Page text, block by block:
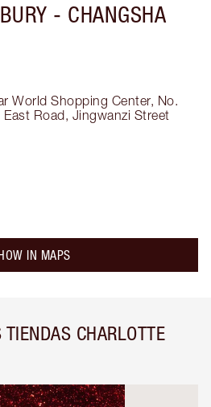
- CHANGSHA
World Shopping Center, No.
Road, Jingwanzi Street
IN MAPS
CHARLOTTE